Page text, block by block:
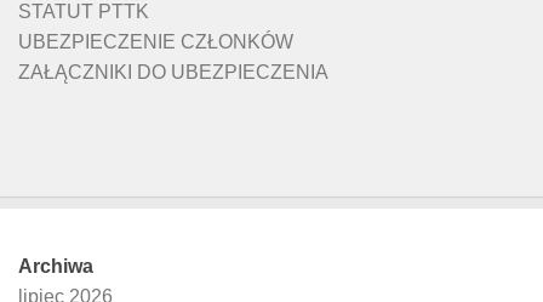
STATUT PTTK
UBEZPIECZENIE CZŁONKÓW
ZAŁĄCZNIKI DO UBEZPIECZENIA
Archiwa
lipiec 2026